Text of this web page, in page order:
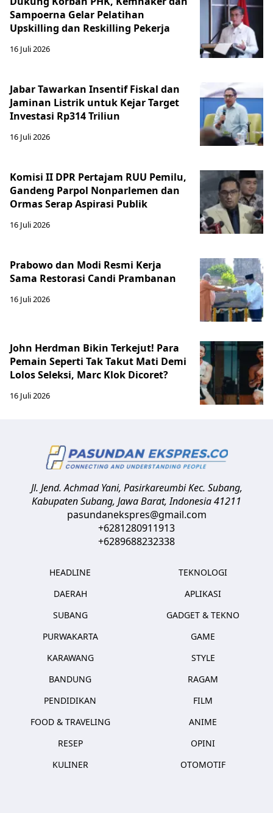
Sampoerna Gelar Pelatihan
Upskilling dan Reskilling Pekerja
16 Juli 2026
Jabar Tawarkan Insentif Fiskal dan
Jaminan Listrik untuk Kejar Target
Investasi Rp314 Triliun
16 Juli 2026
Komisi II DPR Pertajam RUU Pemilu,
Gandeng Parpol Nonparlemen dan
Ormas Serap Aspirasi Publik
16 Juli 2026
Prabowo dan Modi Resmi Kerja
Sama Restorasi Candi Prambanan
16 Juli 2026
John Herdman Bikin Terkejut! Para
Pemain Seperti Tak Takut Mati Demi
Lolos Seleksi, Marc Klok Dicoret?
16 Juli 2026
Jl. Jend. Achmad Yani, Pasirkareumbi Kec. Subang,
Kabupaten Subang, Jawa Barat,Indonesia41211
pasundanekspres@gmail.com
+6281280911913
+6289688232338
HEADLINE
DAERAH
SUBANG
PURWAKARTA
KARAWANG
BANDUNG
PENDIDIKAN
FOOD & TRAVELING
RESEP
KULINER
TEKNOLOGI
APLIKASI
GADGET & TEKNO
GAME
STYLE
RAGAM
FILM
ANIME
OPINI
OTOMOTIF